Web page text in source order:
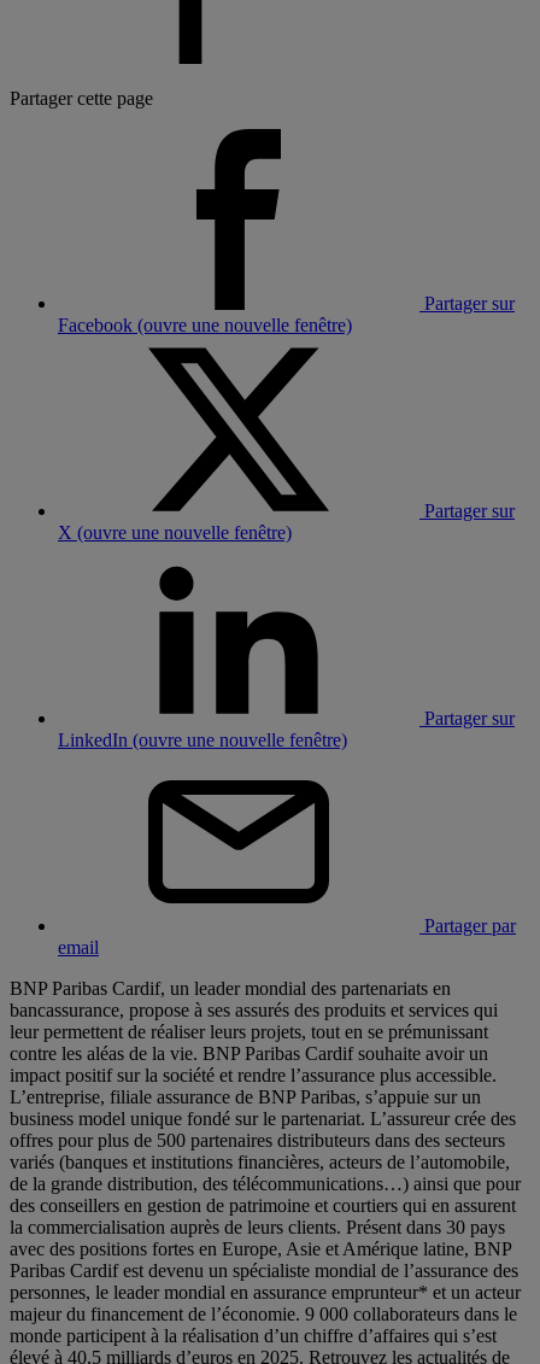
Partager cette page
Partager sur
Facebook (ouvre une nouvelle fenêtre)
Partager sur
X (ouvre une nouvelle fenêtre)
Partager sur
LinkedIn (ouvre une nouvelle fenêtre)
Partager par
email
BNP Paribas Cardif, un leader mondial des partenariats en
bancassurance, propose à ses assurés des produits et services qui
leur permettent de réaliser leurs projets, tout en se prémunissant
contre les aléas de la vie. BNP Paribas Cardif souhaite avoir un
impact positif sur la société et rendre l’assurance plus accessible.
L’entreprise, filiale assurance de BNP Paribas, s’appuie sur un
business model unique fondé sur le partenariat. L’assureur crée des
offres pour plus de 500 partenaires distributeurs dans des secteurs
variés (banques et institutions financières, acteurs de l’automobile,
de la grande distribution, des télécommunications…) ainsi que pour
des conseillers en gestion de patrimoine et courtiers qui en assurent
la commercialisation auprès de leurs clients. Présent dans 30 pays
avec des positions fortes en Europe, Asie et Amérique latine, BNP
Paribas Cardif est devenu un spécialiste mondial de l’assurance des
personnes, le leader mondial en assurance emprunteur* et un acteur
majeur du financement de l’économie. 9 000 collaborateurs dans le
monde participent à la réalisation d’un chiffre d’affaires qui s’est
élevé à 40,5 milliards d’euros en 2025. Retrouvez les actualités de